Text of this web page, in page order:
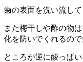
歯の表面を洗い流し
また梅干しや酢の物
化を防いでくれるの
ところが逆に酸っぱ